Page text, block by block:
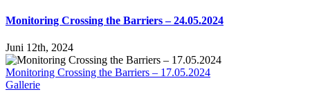
Monitoring Crossing the Barriers – 24.05.2024
Juni 12th, 2024
Monitoring Crossing the Barriers – 17.05.2024
Gallerie